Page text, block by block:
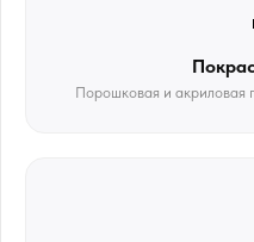
Порошковая и акриловая